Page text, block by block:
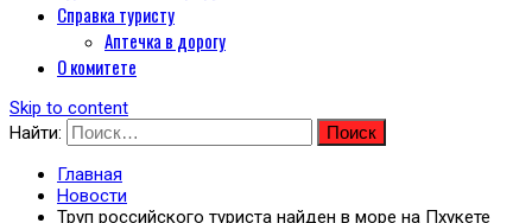
Справка туристу
Аптечка в дорогу
О комитете
Skip to content
Найти:
Главная
Новости
Труп российского туриста найден в море на Пхукете